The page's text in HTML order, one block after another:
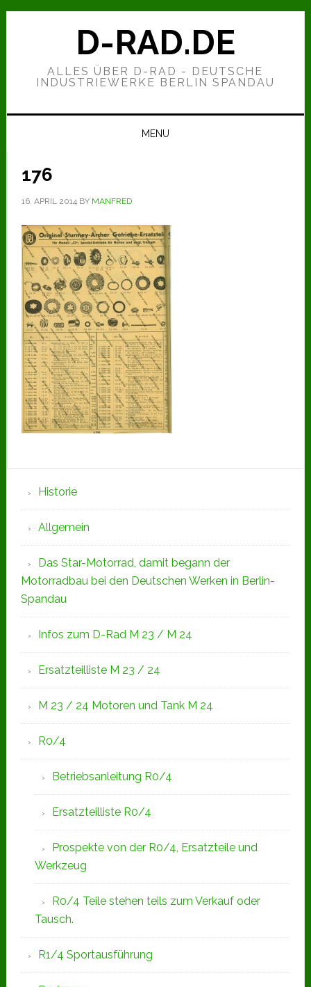
Zur
Hauptnavigation
Zum
Zur
D-RAD.DE
ALLES ÜBER D-RAD - DEUTSCHE
INDUSTRIEWERKE BERLIN SPANDAU
MENU
176
16. APRIL 2014BY MANFRED
Seitenspalte
Historie
Allgemein
Das Star-Motorrad, damit begann der
Motorradbau bei den Deutschen Werken in Berlin-
Spandau
Infos zum D-Rad M 23 / M 24
Ersatzteilliste M 23 / 24
M 23 / 24 Motoren und Tank M 24
R0/4
Betriebsanleitung R0/4
Ersatzteilliste R0/4
Prospekte von der R0/4, Ersatzteile und
Werkzeug
R0/4 Teile stehen teils zum Verkauf oder
Tausch.
R1/4 Sportausführung